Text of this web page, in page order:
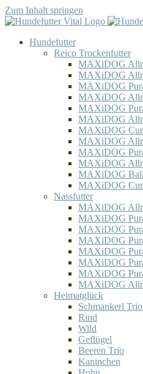
Zum Inhalt springen
Hundefutter
Reico Trockenfutter
MAXiDOG
MAXiDOG
MAXiDOG
MAXiDOG
MAXiDOG
MAXiDOG
MAXiDOG
MAXiDOG
MAXiDOG
MAXiDOG
MAXiDOG
MAXiDOG
Nassfutter
MAXiDOG
MAXiDOG
MAXiDOG
MAXiDOG
MAXiDOG
MAXiDOG
MAXiDOG
MAXiDOG
Heimatglück
Schmankerl Trio
Rind
Wild
Geflügel
Beeren Trio
Kaninchen